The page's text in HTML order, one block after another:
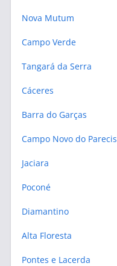
Nova Mutum
Campo Verde
Tangará da Serra
Cáceres
Barra do Garças
Campo Novo do Parecis
Jaciara
Poconé
Diamantino
Alta Floresta
Pontes e Lacerda